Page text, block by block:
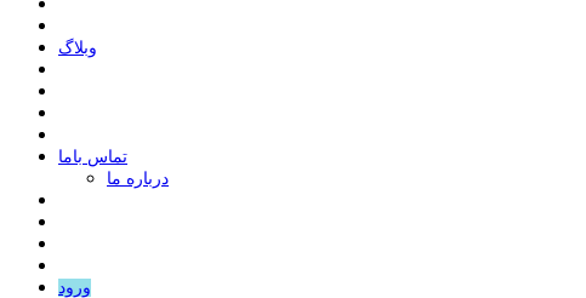
وبلاگ
ﺗﻤﺎﺱ ﺑﺎﻣﺎ
درباره ما
ورود